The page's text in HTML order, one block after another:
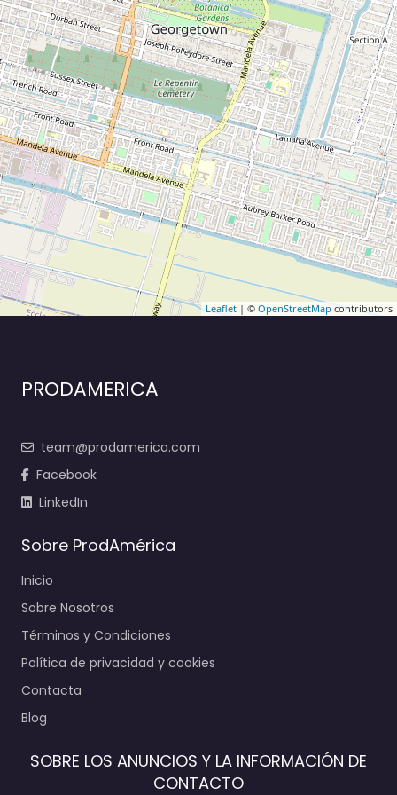
Leaflet | © OpenStreetMap contributors
PRODAMERICA
team@prodamerica.com
Facebook
LinkedIn
Sobre ProdAmérica
Inicio
Sobre Nosotros
Términos y Condiciones
Política de privacidad y cookies
Contacta
Blog
SOBRE LOS ANUNCIOS Y LA INFORMACIÓN DE
CONTACTO